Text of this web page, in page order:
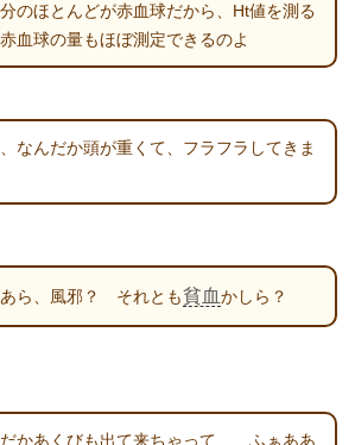
のほとんどが赤血球だから、Ht値を測る
血球の量もほぼ測定できるのよ
なんだか頭が重くて、フラフラしてきま
ら、風邪？ それとも貧血かしら？
かあくびも出て来ちゃって……ふぁああ